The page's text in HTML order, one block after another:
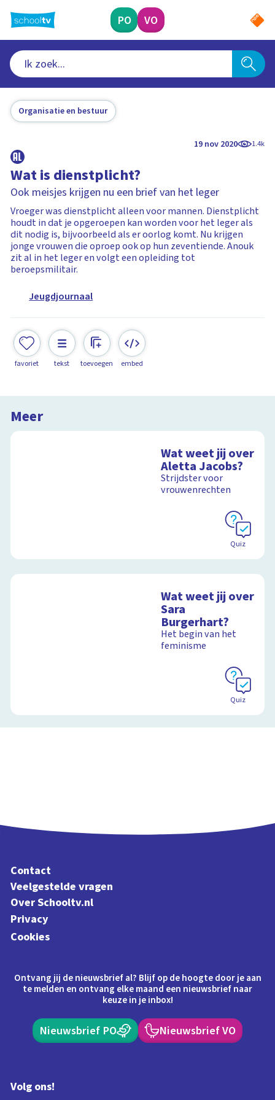
naar
hoofdinhoud
PO VO
Organisatie en bestuur
19 nov 2020 1.4k
Wat is dienstplicht?
Ook meisjes krijgen nu een brief van het leger
Vroeger was dienstplicht alleen voor mannen. Dienstplicht
houdt in dat je opgeroepen kan worden voor het leger als
dit nodig is, bijvoorbeeld als er oorlog komt. Nu krijgen
jonge vrouwen die oproep ook op hun zeventiende. Anouk
zit al in het leger en volgt een opleiding tot
beroepsmilitair.
Jeugdjournaal
favoriet tekst toevoegen embed
Meer
Wat weet jij over
Aletta Jacobs?
Strijdster voor
vrouwenrechten
Quiz
Wat weet jij over
Sara
Burgerhart?
Het begin van het
feminisme
Quiz
Contact
Veelgestelde vragen
Over Schooltv.nl
Privacy
Cookies
Ontvang jij de nieuwsbrief al? Blijf op de hoogte door je aan
te melden en ontvang elke maand een nieuwsbrief naar
keuze in je inbox!
Nieuwsbrief PO Nieuwsbrief VO
Volg ons!